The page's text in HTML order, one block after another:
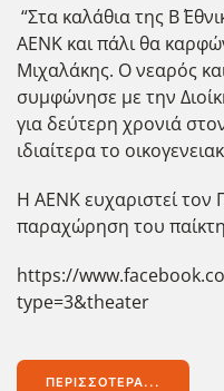
“Στα καλάθια της Β΄
ΑΕΝΚ και πάλι θα
Μιχαλάκης. Ο νεαρός
συμφώνησε με την
για δεύτερη χρονιά
ιδιαίτερα το
Η ΑΕΝΚ ευχαριστεί
παραχώρηση του
https://
type=3&theater
ΠΕΡΙΣΣΌΤΕΡΑ...